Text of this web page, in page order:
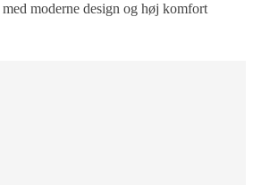
moderne design og høj komfort